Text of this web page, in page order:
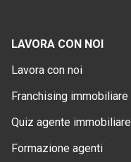
LAVORA CON NOI
Lavora con noi
Franchising immobiliare
Quiz agente immobiliare
Formazione agenti